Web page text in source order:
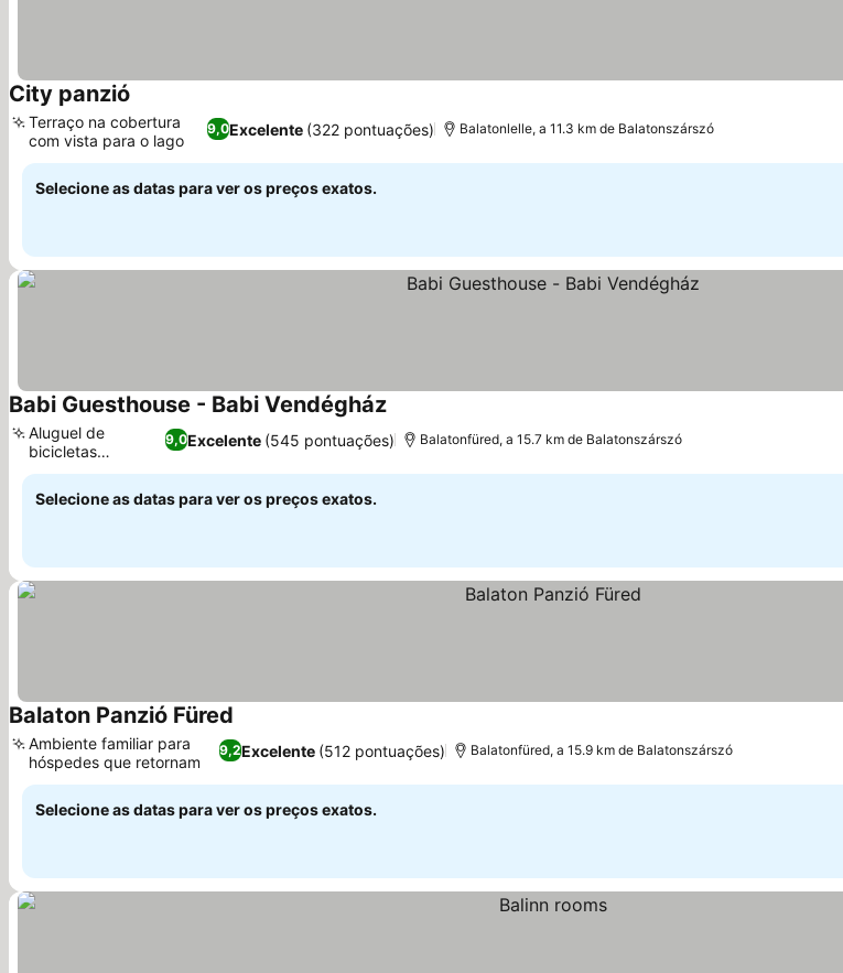
City panzió
9,0Excelente (322 pontuações)
Terraço na cobertura
com vista para o lago
Balatonlelle, a 11.3 km de Balatonszárszó
Selecione as datas para ver os preços exatos.
Babi Guesthouse - Babi VendégházVer preços
9,0Excelente (545 pontuações)
Aluguel de
bicicletas
disponível
Balatonfüred, a 15.7 km de Balatonszárszó
Selecione as datas para ver os preços exatos.
Balaton Panzió Füred
9,2Excelente (512 pontuações)
Ambiente familiar para
hóspedes que retornam
Balatonfüred, a 15.9 km de Balatonszárszó
Selecione as datas para ver os preços exatos.